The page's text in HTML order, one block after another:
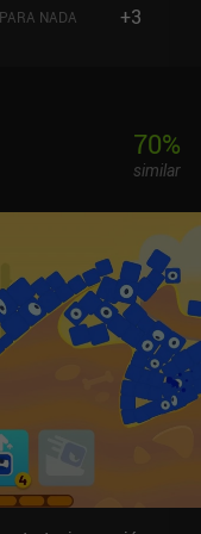
PARA NADA +3
70%
similar